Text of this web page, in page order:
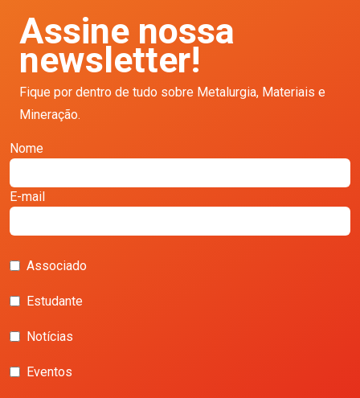
Assine nossa
newsletter!
Fique por dentro de tudo sobre Metalurgia, Materiais e
Mineração.
Nome
E-mail
Associado
Estudante
Notícias
Eventos